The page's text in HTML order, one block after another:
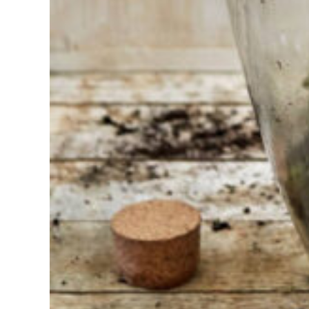
Auswahl?
Werkzeug für Ihren Job
Bei Sneeboer sind
wir immer bereit,
anderen zu helfen.
Zögern Sie nicht,
anzurufen oder eine
E-Mail zu senden,
wenn Sie eine Frage
haben. Dann werden
wir Ihre Frage so
schnell wie möglich